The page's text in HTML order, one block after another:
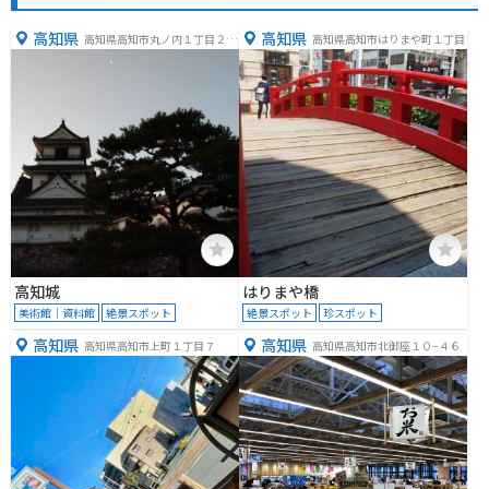
高知県 高知県高知市丸ノ内１丁目２
高知城
美術館｜資料館 絶景スポット
高知県 高知県高知市はりまや町１丁目
はりまや橋
絶景スポット 珍スポット
高知県 高知県高知市上町１丁目７ 高知県 高知県高知市北御座１０−４６